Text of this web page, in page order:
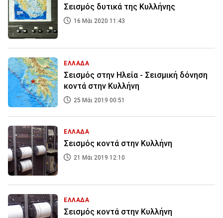
Σεισμός δυτικά της Κυλλήνης
16 Μάι 2020 11:43
ΕΛΛΑΔΑ
Σεισμός στην Ηλεία - Σεισμική δόνηση
κοντά στην Κυλλήνη
25 Μάι 2019 00:51
ΕΛΛΑΔΑ
Σεισμός κοντά στην Κυλλήνη
21 Μάι 2019 12:10
ΕΛΛΑΔΑ
Σεισμός κοντά στην Κυλλήνη